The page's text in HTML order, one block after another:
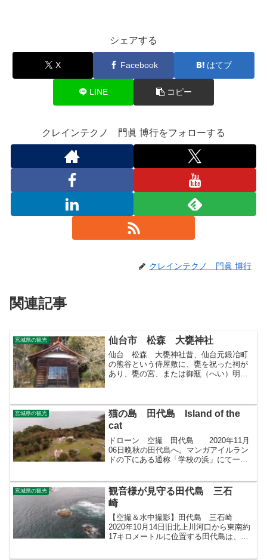
シェアする
X Facebook はてブ
LINE コピー
クレインテクノ 門眞 博行をフォローする
クレインテクノ 門眞 博行
関連記事
宮城県の観光 仙台市 松森 大甕神社
仙台 松森 大甕神社昔、仙台元鍛冶町
の熊谷という侍屋敷に、甕を祝った祠が
あり、甕の宮、または御瓶（へい）明神
ノオがヤマタノオロチを退治した～酒甕
のうちの一つだとの伝説が...
宮城県の観光
猫の島 田代島 Island of the
cat
ドローン 空撮 田代島 2020年11月
06日晩秋の田代島へ。マンガアイルラン
ドの下にある通称「学校の浜」にて一時
ーバーのアイナメは不在。海水温は２
０℃以下、さすがに...
宮城県の観光
観音様が見守る田代島 三石
崎
【空撮＆水中撮影】田代島 三石崎
2020年10月14日旧北上川河口から東南約
17キロメートルに位置する田代島は、コ